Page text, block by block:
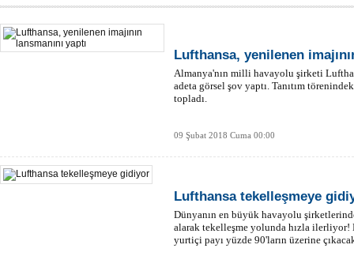
HAVAŞ 21
Rus savaş
Lufthansa, yenilenen
Almanya'nın milli havayolu şirketi
adeta görsel şov yaptı. Tanıtım
topladı.
09 Şubat 2018 Cuma 00:00
Lufthansa tekelleşmeye
Dünyanın en büyük havayolu
alarak tekelleşme yolunda hızla ilerliyor!
yurtiçi payı yüzde 90'ların üzerine
4